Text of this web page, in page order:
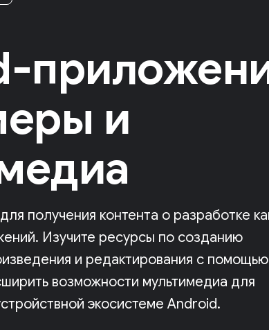
и
получения контента о разработке
Изучите ресурсы по созданию
и редактирования с
возможности мультимедиа для
экосистеме Android.